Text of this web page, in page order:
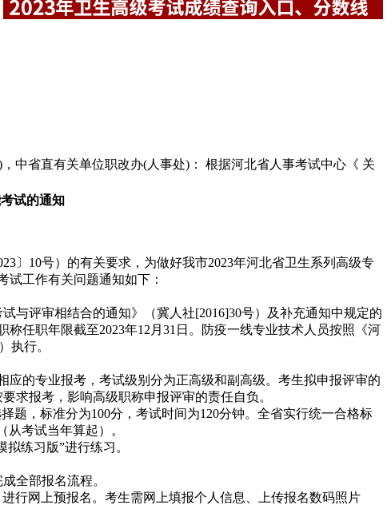
中省直有关单位职改办(人事处)： 根据河北省人事考试中心《 关
试的通知
〕10号）的有关要求，为做好我市2023年河北省卫生系列高级专
试工作有关问题通知如下：
与评审相结合的通知》（冀人社[2016]30号）及补充通知中规定的
称任职年限截至2023年12月31日。防疫一线专业技术人员按照《河
执行。
的专业报考，考试级别分为正高级和副高级。考生拟申报评审的
求报考，影响高级职称申报评审的责任自负。
题，标准分为100分，考试时间为120分钟。全省实行统一合格标
从考试当年算起）。
练习版”进行练习。
全部报名流程。
行网上预报名。考生需网上填报个人信息、上传报名数码照片